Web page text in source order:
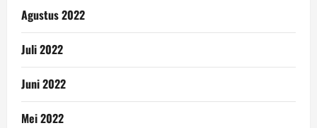
Agustus 2022
Juli 2022
Juni 2022
Mei 2022